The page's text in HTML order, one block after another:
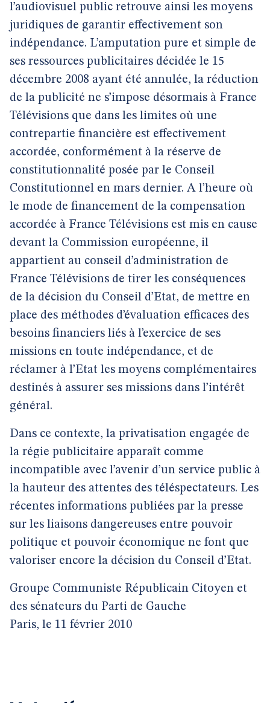
l’audiovisuel public retrouve ainsi les moyens
juridiques de garantir effectivement son
indépendance. L’amputation pure et simple de
ses ressources publicitaires décidée le 15
décembre 2008 ayant été annulée, la réduction
de la publicité ne s’impose désormais à France
Télévisions que dans les limites où une
contrepartie financière est effectivement
accordée, conformément à la réserve de
constitutionnalité posée par le Conseil
Constitutionnel en mars dernier. A l’heure où
le mode de financement de la compensation
accordée à France Télévisions est mis en cause
devant la Commission européenne, il
appartient au conseil d’administration de
France Télévisions de tirer les conséquences
de la décision du Conseil d’Etat, de mettre en
place des méthodes d’évaluation efficaces des
besoins financiers liés à l’exercice de ses
missions en toute indépendance, et de
réclamer à l’Etat les moyens complémentaires
destinés à assurer ses missions dans l’intérêt
général.
Dans ce contexte, la privatisation engagée de
la régie publicitaire apparaît comme
incompatible avec l’avenir d’un service public à
la hauteur des attentes des téléspectateurs. Les
récentes informations publiées par la presse
sur les liaisons dangereuses entre pouvoir
politique et pouvoir économique ne font que
valoriser encore la décision du Conseil d’Etat.
Groupe Communiste Républicain Citoyen et
des sénateurs du Parti de Gauche
Paris, le 11 février 2010